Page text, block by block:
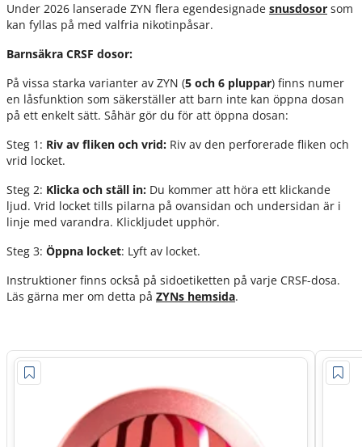
Under 2026 lanserade ZYN flera egendesignade snusdosor som
kan fyllas på med valfria nikotinpåsar.
Barnsäkra CRSF dosor:
På vissa starka varianter av ZYN (5 och 6 pluppar) finns numer
en låsfunktion som säkerställer att barn inte kan öppna dosan
på ett enkelt sätt. Såhär gör du för att öppna dosan:
Steg 1: Riv av fliken och vrid: Riv av den perforerade fliken och
vrid locket.
Steg 2: Klicka och ställ in: Du kommer att höra ett klickande
ljud. Vrid locket tills pilarna på ovansidan och undersidan är i
linje med varandra. Klickljudet upphör.
Steg 3: Öppna locket: Lyft av locket.
Instruktioner finns också på sidoetiketten på varje CRSF-dosa.
Läs gärna mer om detta på ZYNs hemsida.